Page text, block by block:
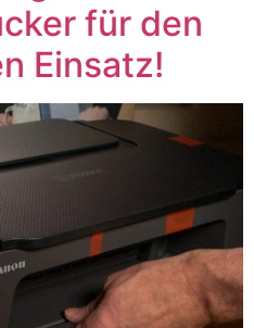
für den
Einsatz!